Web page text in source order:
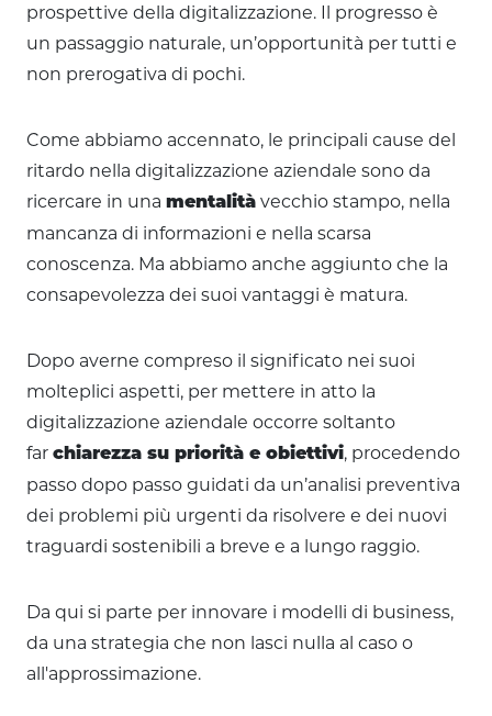
prospettive della digitalizzazione. Il progresso è
un passaggio naturale, un’opportunità per tutti e
non prerogativa di pochi.
Come abbiamo accennato, le principali cause del
ritardo nella digitalizzazione aziendale sono da
ricercare in una mentalità vecchio stampo, nella
mancanza di informazioni e nella scarsa
conoscenza. Ma abbiamo anche aggiunto che la
consapevolezza dei suoi vantaggi è matura.
Dopo averne compreso il significato nei suoi
molteplici aspetti, per mettere in atto la
digitalizzazione aziendale occorre soltanto
far chiarezza su priorità e obiettivi, procedendo
passo dopo passo guidati da un’analisi preventiva
dei problemi più urgenti da risolvere e dei nuovi
traguardi sostenibili a breve e a lungo raggio.
Da qui si parte per innovare i modelli di business,
da una strategia che non lasci nulla al caso o
all'approssimazione.